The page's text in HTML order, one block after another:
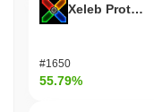
Xeleb Protocol
#1650
55.79%